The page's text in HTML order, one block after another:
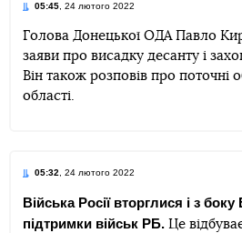
05:45, 24 лютого 2022
Telegram
Голова Донецької ОДА Павло
заяви про висадку десанту і
Він також розповів про поточні
області.
05:32, 24 лютого 2022
Telegram
Війська Росії вторглися і з
підтримки військ РБ. Це